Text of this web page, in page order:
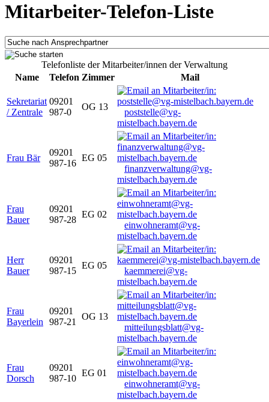
Mitarbeiter-Telefon-Liste
Telefonliste der Mitarbeiter/innen der Verwaltung
Name
Telefon Zimmer Mail
Sekretariat
/ Zentrale
09201
987-0
OG 13
poststelle@vg-
mistelbach.bayern.de
Frau Bär
09201
987-16
EG 05
finanzverwaltung@vg-
mistelbach.bayern.de
Frau
Bauer
09201
987-28
EG 02
einwohneramt@vg-
mistelbach.bayern.de
Herr
Bauer
09201
987-15
EG 05
kaemmerei@vg-
mistelbach.bayern.de
Frau
Bayerlein
09201
987-21
OG 13
mitteilungsblatt@vg-
mistelbach.bayern.de
Frau
Dorsch
09201
987-10
EG 01
einwohneramt@vg-
mistelbach.bayern.de